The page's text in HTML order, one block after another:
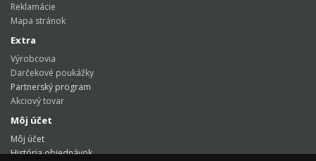
Reklamácie
Mapa stránok
Extra
Výrobcovia
Darčekové poukážky
Partnerský program
Akciový tovar
Môj účet
Môj účet
História objednávok